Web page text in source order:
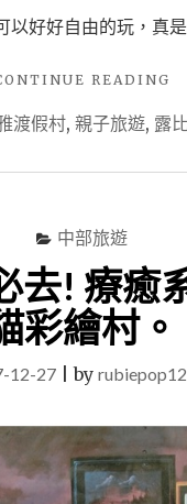
好好自由的玩，真
READING
旅
南
渡
假
營
湯
天
空
步
渡假村, 親子旅遊, 露
中部旅遊
去! 療癒
彩繪村。
12-27|by rubiepop12